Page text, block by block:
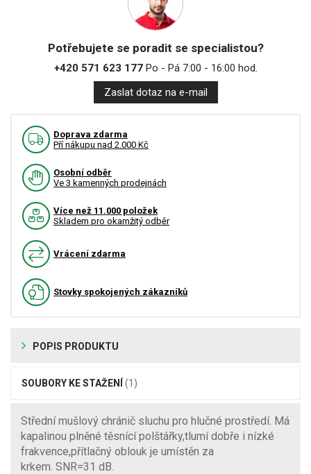
Potřebujete se poradit se specialistou?
+420 571 623 177Po - Pá 7:00 - 16:00 hod.
Zaslat dotaz na e-mail
Doprava zdarma
Pří nákupu nad 2.000 Kč
Osobní odběr
Ve 3 kamenných prodejnách
Více než 11.000 položek
Skladem pro okamžitý odběr
Vrácení zdarma
Stovky spokojených zákazníků
POPIS PRODUKTU
SOUBORY KE STAŽENÍ (1)
Střední mušlový chránič sluchu pro hlučné prostředí. Má
kapalinou plněné těsnící polštářky,tlumí dobře i nízké
frakvence,přítlačný oblouk je umístěn za
krkem. SNR=31 dB.